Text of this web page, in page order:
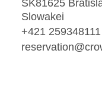
SK81625
Slowakei
+421 259348111